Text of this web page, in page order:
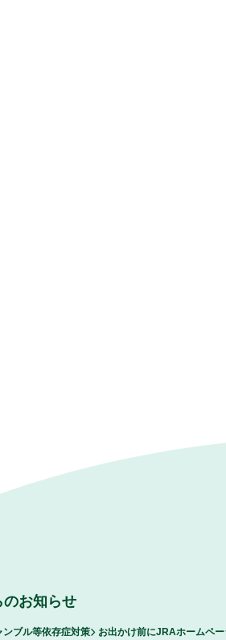
お知らせ
ブル等依存症対策
お出かけ前にJRAホームペ